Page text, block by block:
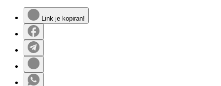
Link je kopiran!